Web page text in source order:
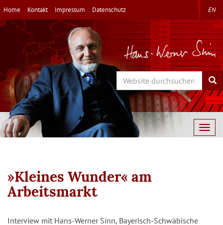
Direkt
zum
Inhalt
Home Kontakt Impressum Datenschutz EN
Search
»Kleines Wunder« am
Arbeitsmarkt
Interview mit Hans-Werner Sinn, Bayerisch-Schwäbische